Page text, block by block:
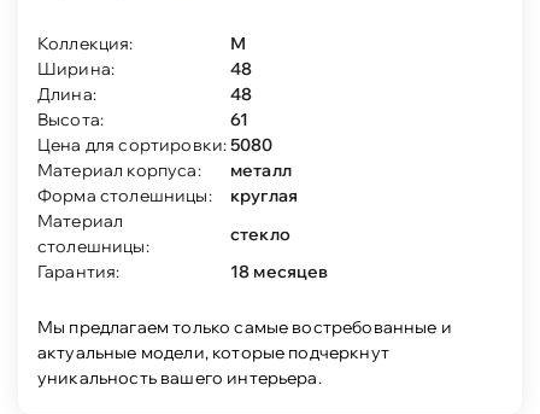
Коллекция:
М
Ширина:
48
Длина:
48
Высота:
61
Цена для сортировки:5080
Материал корпуса:
металл
Форма столешницы:
круглая
Материал
столешницы:
стекло
Гарантия:
18 месяцев
Мы предлагаем только самые востребованные и
актуальные модели, которые подчеркнут
уникальность вашего интерьера.